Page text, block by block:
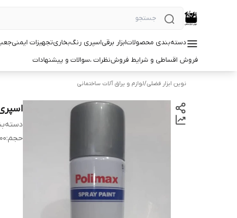
دسته‌بندی محصولاتابزار برقیاسپری رنگبخاریتجهیزات ایمنی
فروش اقساطی و شرایط فروشنظرات ،سوالات و پیشنهادات
نوین ابزار فضلی/لوازم و یراق آلات ساختمانی
حجم: